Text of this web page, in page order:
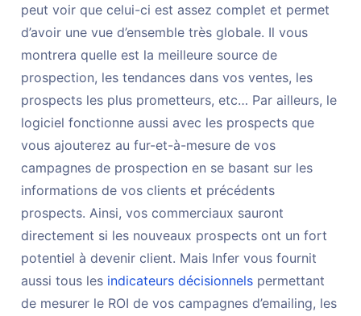
peut voir que celui-ci est assez complet et permet
d’avoir une vue d’ensemble très globale. Il vous
montrera quelle est la meilleure source de
prospection, les tendances dans vos ventes, les
prospects les plus prometteurs, etc… Par ailleurs, le
logiciel fonctionne aussi avec les prospects que
vous ajouterez au fur-et-à-mesure de vos
campagnes de prospection en se basant sur les
informations de vos clients et précédents
prospects. Ainsi, vos commerciaux sauront
directement si les nouveaux prospects ont un fort
potentiel à devenir client. Mais Infer vous fournit
aussi tous les indicateurs décisionnels permettant
de mesurer le ROI de vos campagnes d’emailing, les